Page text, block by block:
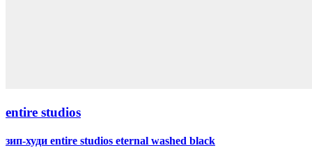
entire studios
зип-худи entire studios eternal washed black